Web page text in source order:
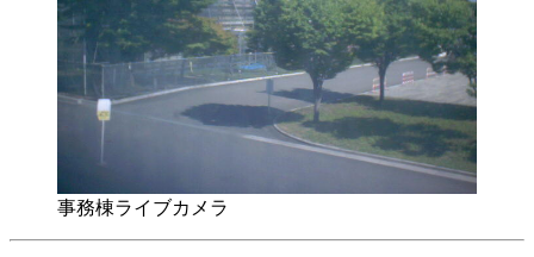
事務棟ライブカメラ